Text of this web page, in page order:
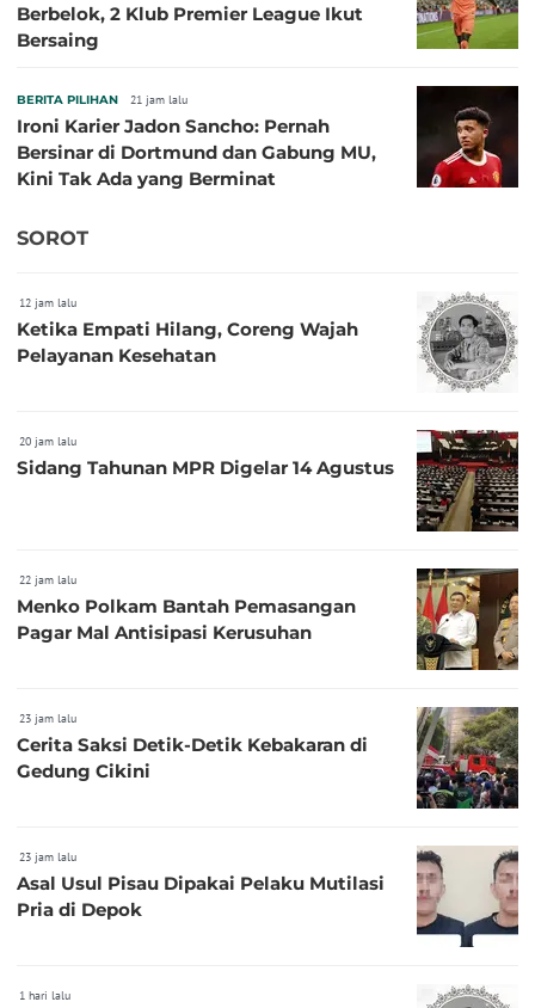
Berbelok, 2 Klub Premier League Ikut
Bersaing
BERITA PILIHAN 21 jam lalu
Ironi Karier Jadon Sancho: Pernah
Bersinar di Dortmund dan Gabung MU,
Kini Tak Ada yang Berminat
SOROT
12 jam lalu
Ketika Empati Hilang, Coreng Wajah
Pelayanan Kesehatan
20 jam lalu
Sidang Tahunan MPR Digelar 14 Agustus
22 jam lalu
Menko Polkam Bantah Pemasangan
Pagar Mal Antisipasi Kerusuhan
23 jam lalu
Cerita Saksi Detik-Detik Kebakaran di
Gedung Cikini
23 jam lalu
Asal Usul Pisau Dipakai Pelaku Mutilasi
Pria di Depok
1 hari lalu